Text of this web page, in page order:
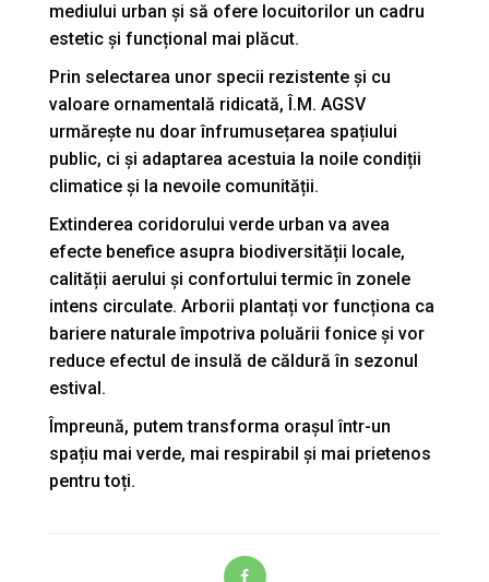
mediului urban și să ofere locuitorilor un cadru
estetic și funcțional mai plăcut.
Prin selectarea unor specii rezistente și cu
valoare ornamentală ridicată, Î.M. AGSV
urmărește nu doar înfrumusețarea spațiului
public, ci și adaptarea acestuia la noile condiții
climatice și la nevoile comunității.
Extinderea coridorului verde urban va avea
efecte benefice asupra biodiversității locale,
calității aerului și confortului termic în zonele
intens circulate. Arborii plantați vor funcționa ca
bariere naturale împotriva poluării fonice și vor
reduce efectul de insulă de căldură în sezonul
estival.
Împreună, putem transforma orașul într-un
spațiu mai verde, mai respirabil și mai prietenos
pentru toți.